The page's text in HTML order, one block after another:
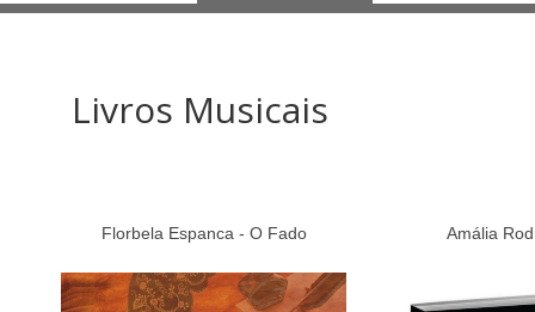
Livros Musicais
Amália
Florbela Espanca - O Fado